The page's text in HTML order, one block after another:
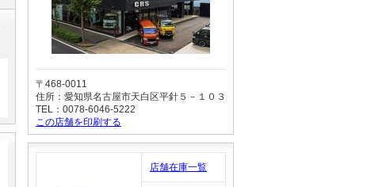
〒468-0011
住所：愛知県名古屋市天白区平針５－１０３
TEL：0078-6046-5222
この店舗を印刷する
店舗在庫一覧